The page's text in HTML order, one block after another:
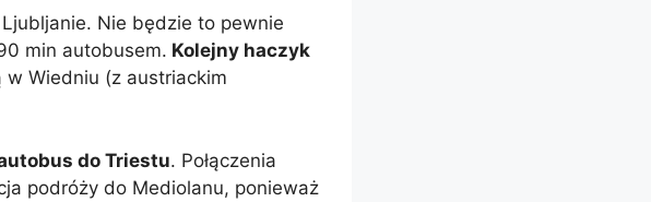
Nie będzie to pewnie
min autobusem. Kolejny haczyk
Wiedniu (z austriackim
do Triestu. Połączenia
podróży do Mediolanu, ponieważ